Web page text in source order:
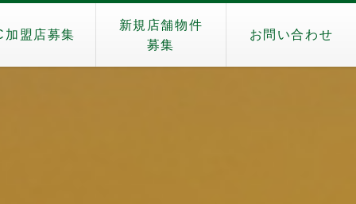
加盟店募集
新規店舗物件
募集
お問い合わせ